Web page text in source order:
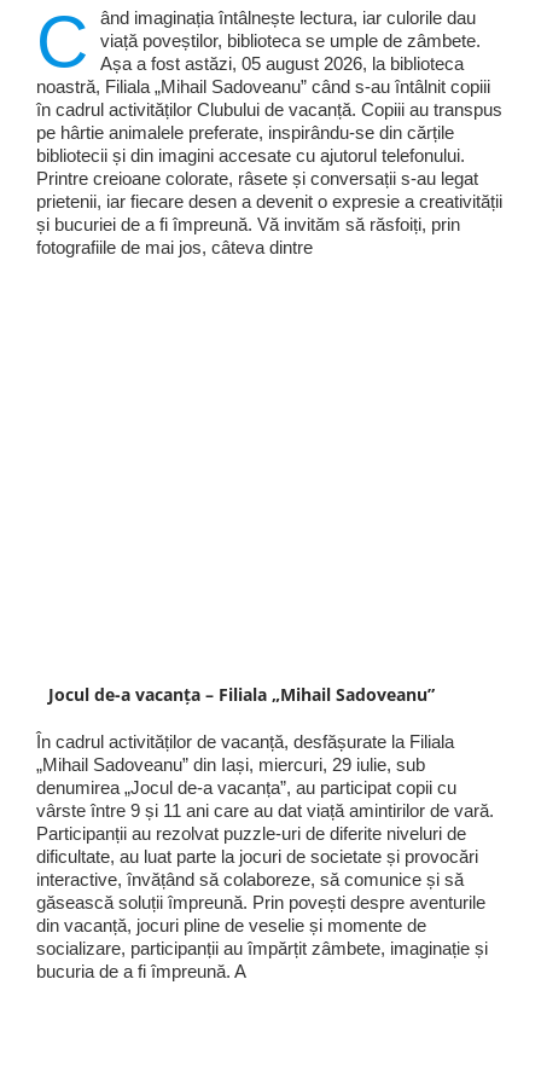
C
ând imaginația întâlnește lectura, iar culorile dau
viață poveștilor, biblioteca se umple de zâmbete.
Așa a fost astăzi, 05 august 2026, la biblioteca
noastră, Filiala „Mihail Sadoveanu” când s-au întâlnit copiii
în cadrul activităților Clubului de vacanță. Copiii au transpus
pe hârtie animalele preferate, inspirându-se din cărțile
bibliotecii și din imagini accesate cu ajutorul telefonului.
Printre creioane colorate, râsete și conversații s-au legat
prietenii, iar fiecare desen a devenit o expresie a creativității
și bucuriei de a fi împreună. Vă invităm să răsfoiți, prin
fotografiile de mai jos, câteva dintre
Jocul de-a vacanța – Filiala „Mihail Sadoveanu”
În cadrul activităților de vacanță, desfășurate la Filiala
„Mihail Sadoveanu” din Iași, miercuri, 29 iulie, sub
denumirea „Jocul de-a vacanța”, au participat copii cu
vârste între 9 și 11 ani care au dat viață amintirilor de vară.
Participanții au rezolvat puzzle-uri de diferite niveluri de
dificultate, au luat parte la jocuri de societate și provocări
interactive, învățând să colaboreze, să comunice și să
găsească soluții împreună. Prin povești despre aventurile
din vacanță, jocuri pline de veselie și momente de
socializare, participanții au împărțit zâmbete, imaginație și
bucuria de a fi împreună. A